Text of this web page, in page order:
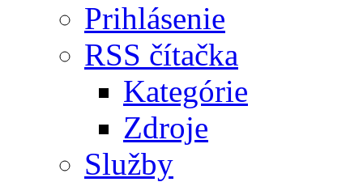
Prihlásenie
RSS čítačka
Kategórie
Zdroje
Služby